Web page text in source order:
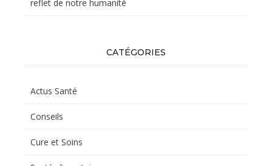
reflet de notre humanité
CATÉGORIES
Actus Santé
Conseils
Cure et Soins